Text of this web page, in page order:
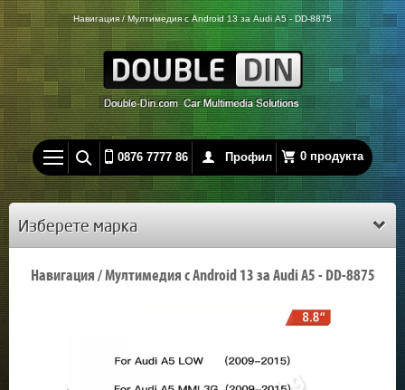
Навигация / Мултимедия с Android 13 за Audi А5 - DD-8875
0876 7777 86 Профил 0 продукта
Изберете марка
Навигация / Мултимедия с Android 13 за Audi А5 - DD-8875